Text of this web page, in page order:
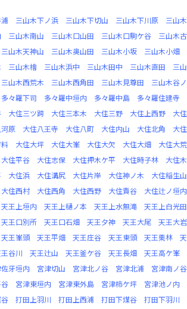
三山木下ノ浜 三山木下切山 三山木下川原 三山
三山木南山 三山木口山田 三山木口駒ケ谷 三山木
三山木天神山 三山木奥山田 三山木小坂 三山木小畑
三山木檜 三山木浜中 三山木田中 三山木直田 三
三山木西荒木 三山木西角田 三山木見尊田 三山木谷
多々羅下司 多々羅中垣内 多々羅中島 多々羅住建寺
大住三ツ跨 大住三本木 大住三野 大住上西野 大
原 大住八王寺 大住八町 大住内山 大住北角 大
大住大坪 大住大峯 大住大欠 大住大畑 大住大
大住平谷 大住志保 大住押木ケ平 大住時子林 大住
大住浜 大住溝尻 大住片岸 大住神ノ木 大住稲生山
大住西村 大住西角 大住西野 大住責谷 大住辻ノ垣内
天王上垣内 天王上樋ノ本 天王上水無滝 天王上白光田
天王口別所 天王口石畑 天王夕神 天王大尾 天王大岩
天王峯頭 天王平畑 天王庄谷 天王東頭 天王栗林
谷川 天王辻山 天王釜ケ谷 天王長畑 天王高ケ峯
牙垣内 宮津切山 宮津北ノ谷 宮津北浦 宮津南ノ谷
宮津東垣内 宮津東外島 宮津柿ケ坪 宮津池ノ内
打田上羽川 打田上西浦 打田下煤谷 打田下羽川